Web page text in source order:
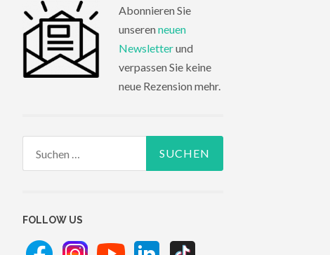
Abonnieren Sie
unserenneuen
Newsletterund
verpassen Sie keine
neue Rezension mehr.
FOLLOW US